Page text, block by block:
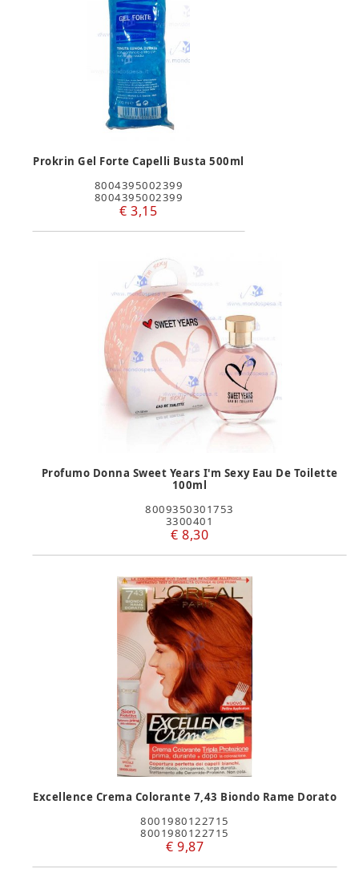
Prokrin Gel Forte Capelli Busta 500ml
8004395002399
8004395002399
€ 3,15
Profumo Donna Sweet Years I'm Sexy Eau De Toilette
100ml
8009350301753
3300401
€ 8,30
Excellence Crema Colorante 7,43 Biondo Rame Dorato
8001980122715
8001980122715
€ 9,87